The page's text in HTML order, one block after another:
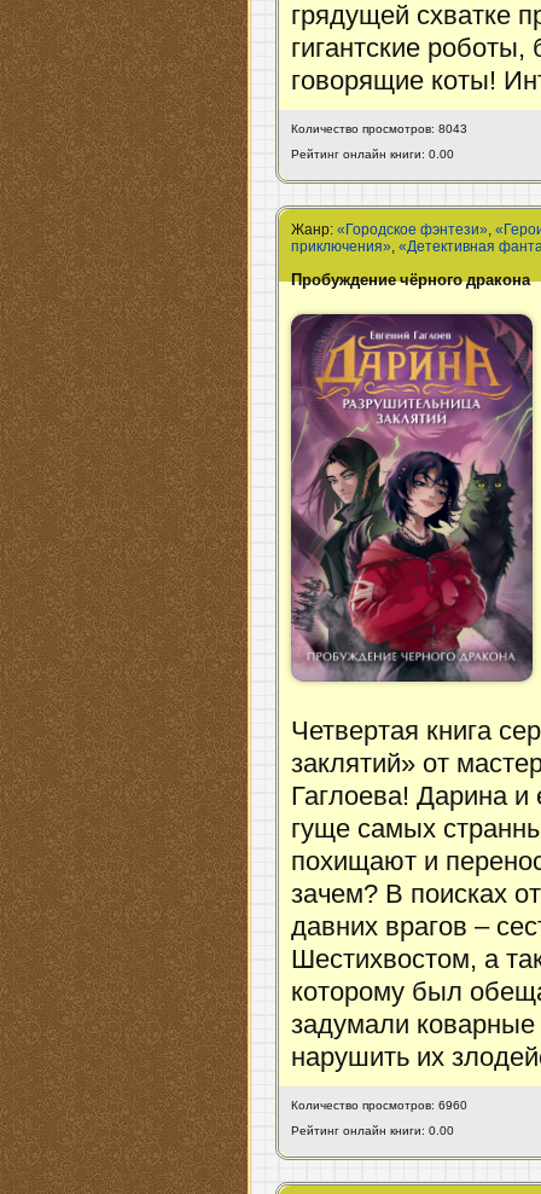
грядущей схватке
гигантские
говорящие коты!
Количество просмотров: 8043
Рейтинг онлайн книги: 0.00
Жанр:«Городское фэнтези»,
приключения»,«Детективная
Пробуждение чёрного дракона
Четвертая книга
заклятий» от
Гаглоева! Дарина и
гуще самых
похищают и
зачем? В поисках
давних врагов –
Шестихвостом, а
которому был
задумали коварные
нарушить их
Количество просмотров: 6960
Рейтинг онлайн книги: 0.00